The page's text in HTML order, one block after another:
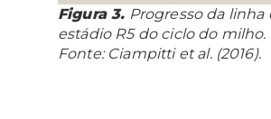
Figura 3. Progresso da linha
estádio R5 do ciclo do milho.
Fonte: Ciampitti et al. (2016).